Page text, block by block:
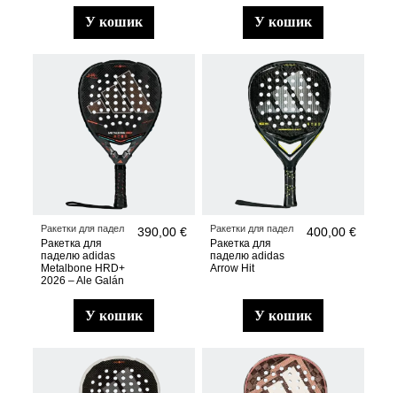
у кошик у кошик
Ракетки для падел
Ракетка для
паделю adidas
Metalbone HRD+
2026 – Ale Galán
390,00 €
у кошик
Ракетки для падел
Ракетка для
паделю adidas
Arrow Hit
400,00 €
у кошик